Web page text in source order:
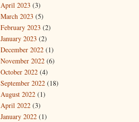
April 2023 (3)
March 2023 (5)
February 2023 (2)
January 2023 (2)
December 2022 (1)
November 2022 (6)
October 2022 (4)
September 2022 (18)
August 2022 (1)
April 2022 (3)
January 2022 (1)